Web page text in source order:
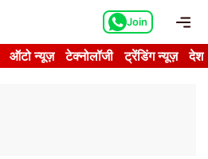
Join
ऑटो न्यूज़ टेक्नोलॉजी ट्रेंडिंग न्यूज़ देश